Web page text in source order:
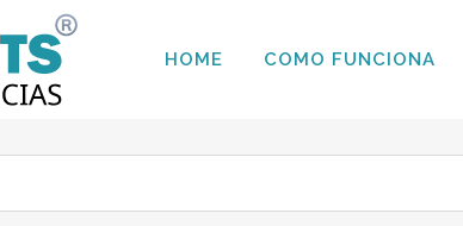
HOME COMO FUNCIONA